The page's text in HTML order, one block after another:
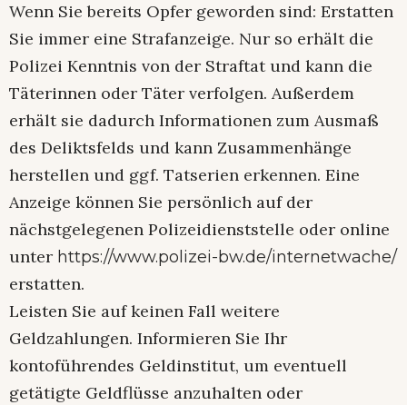
Wenn Sie bereits Opfer geworden sind: Erstatten
Sie immer eine Strafanzeige. Nur so erhält die
Polizei Kenntnis von der Straftat und kann die
Täterinnen oder Täter verfolgen. Außerdem
erhält sie dadurch Informationen zum Ausmaß
des Deliktsfelds und kann Zusammenhänge
herstellen und ggf. Tatserien erkennen. Eine
Anzeige können Sie persönlich auf der
nächstgelegenen Polizeidienststelle oder online
unter https://www.polizei-bw.de/internetwache/
erstatten.
Leisten Sie auf keinen Fall weitere
Geldzahlungen. Informieren Sie Ihr
kontoführendes Geldinstitut, um eventuell
getätigte Geldflüsse anzuhalten oder